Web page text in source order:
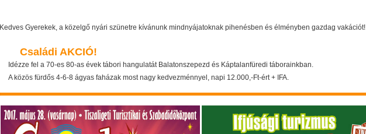
Kedves Gyerekek, a közelgő nyári szünetre kívánunk mindnyájatoknak pihenésben és élményben gazdag vakációt!
Családi AKCIÓ!
Idézze fel a 70-es 80-as évek tábori hangulatát Balatonszepezd és Káptalanfüredi táborainkban.
A közös fürdős 4-6-8 ágyas faházak most nagy kedvezménnyel, napi 12.000,-Ft-ért + IFA.